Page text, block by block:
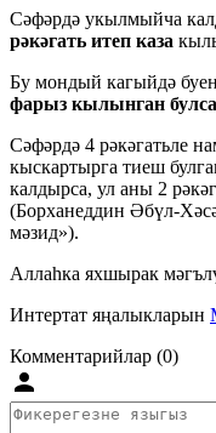
Сәфәрдә укылмыйча
рәкәгать итеп каза
Бу мондый кагыйдә
фарыз кылынган
Сәфәрдә 4 рәкәгатьле
кыскартырга тиеш
калдырса, ул аны 2
(Борханеддин Әбүл-
мәзид»).
Аллаһка яхшырак
Интертат яңалыкларын
Комментарийлар (0)